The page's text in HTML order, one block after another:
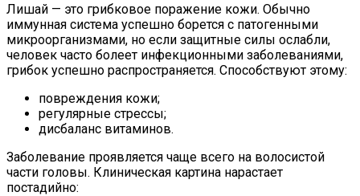
Лишай — это грибковое поражение кожи. Обычно
иммунная система успешно борется с патогенными
микроорганизмами, но если защитные силы ослабли,
человек часто болеет инфекционными заболеваниями,
грибок успешно распространяется. Способствуют этому:
повреждения кожи;
регулярные стрессы;
дисбаланс витаминов.
Заболевание проявляется чаще всего на волосистой
части головы. Клиническая картина нарастает
постадийно: